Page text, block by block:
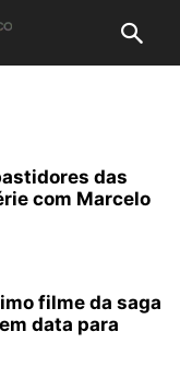
das
com Marcelo
filme da saga
data para